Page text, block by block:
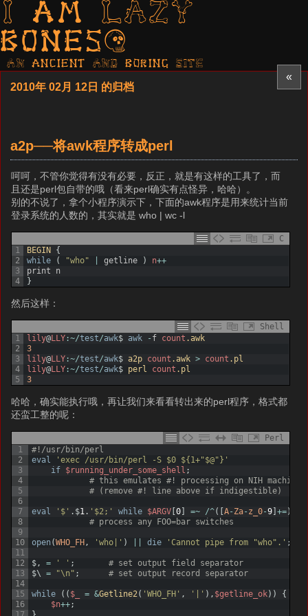
I am LAZY
bones?
AN ancient AND boring SITE
«
2010年 02月 12日 的归档
a2p──将awk程序转成perl
呵呵，不管你觉得有没有必要，反正，就是有这样的工具了，而
且还是perl包自带的哦（看来perl确实有点怪异，哈哈）。
别的不说了，拿个小程序演示下，下面的awk程序是用来统计当前
登录系统的人数的，其实就是 who | wc -l
C
1
2
3
4
BEGIN {
while
( "who" getline ) n++
print
n
}
然后这样：
Shell
1
2
3
4
5
lily@LLY :~/test/awk$ awk - f count .awk
3
lily@LLY :~/test/awk$ a2p count .awk > count .pl
lily@LLY:~/test/awk$ perl count .pl
3
哈哈，确实能执行哦，再让我们来看看转出来的perl程序，格式都
还蛮工整的呢：
Perl
1
2
3
4
5
6
7
8
9
10
11
12
13
14
15
16
#!/usr/bin/perl
eval
'exec /usr/bin/perl -S $0 ${1+"$@"}'
if $running_under_some_shell ;
# this emulates #! processing on NIH
# (remove #! line above if indigestible)
eval '$' . $1 . '$2;' while $ARGV [0] =~ /^( [A- Za- z_0-9]+=)
# process any FOO=bar switches
open(WHO_FH , 'who|' ) die 'Cannot pipe from "who".' ;
$ , = ' ' ;
# set output field separator
$\ = "\n" ; # set output record separator
while ( ( $_ = &Getline2 ( 'WHO_FH' , '|' ) , $getline_ok) )
{
$n++;